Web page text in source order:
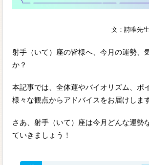
文：詩唯先
射手（いて）座の皆様へ、今月の運勢、
か？
本記事では、全体運やバイオリズム、ポ
様々な観点からアドバイスをお届けしま
さあ、射手（いて）座は今月どんな運勢
ていきましょう！